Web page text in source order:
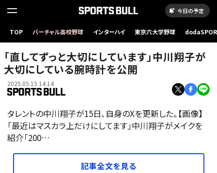
今日の予定
TOP バーチャル高校野球 インターハイ 東京六大学野球
「直してずっと大切にしています」中川翔子が
大切にしている腕時計を公開
2025.05.15 14:14
タレントの中川翔子が15日、自身のXを更新した。【画像】
「最近はマスカラ上だけにしてます」中川翔子がメイクを
紹介「200…
記事全文を見る